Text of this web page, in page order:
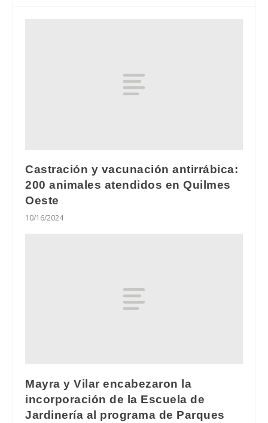
Castración y vacunación antirrábica:
200 animales atendidos en Quilmes
Oeste
10/16/2024
Mayra y Vilar encabezaron la
incorporación de la Escuela de
Jardinería al programa de Parques